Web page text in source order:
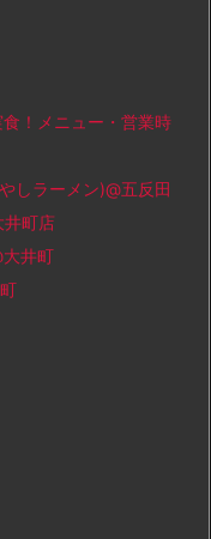
！メニュー・営業時
しラーメン)@五反田
井町店
井町